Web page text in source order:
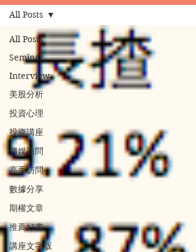
All Posts
Seminar
Interview
美股分析
投資心理
投資講座
傳媒訪問
高手訪問
數據分享
期權文章
推薦好書
講座文字版
All Posts